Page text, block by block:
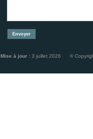
Mise à jour : 3 juillet 2026 ©